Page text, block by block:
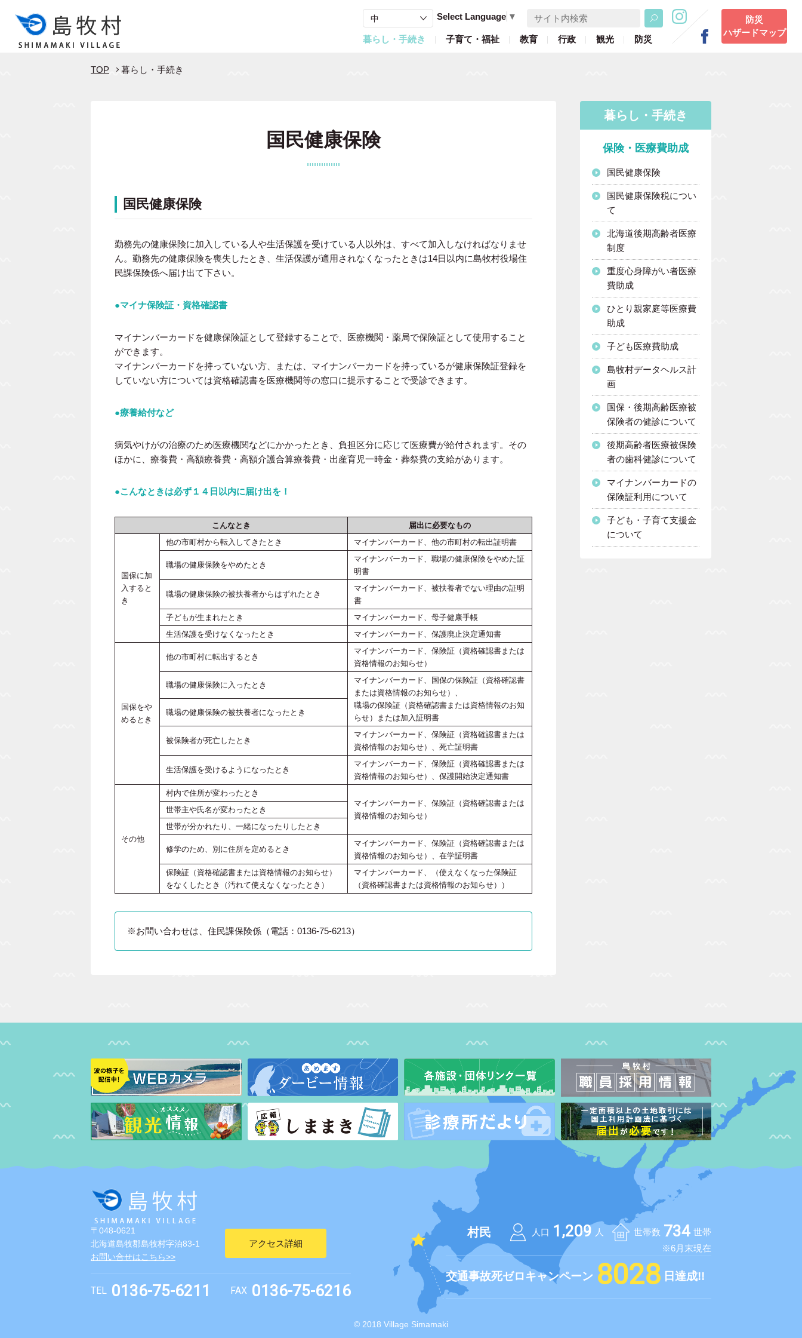
暮らし・手続き 子育て・福祉 教育 行政 観光 防災
Select Language ▼
防災
ハザードマップ
TOP 暮らし・手続き
国民健康保険
国民健康保険
勤務先の健康保険に加入している人や生活保護を受けている人以外は、すべて加入しなければなりませ
ん。勤務先の健康保険を喪失したとき、生活保護が適用されなくなったときは14日以内に島牧村役場住
民課保険係へ届け出て下さい。
●マイナ保険証・資格確認書
マイナンバーカードを健康保険証として登録することで、医療機関・薬局で保険証として使用すること
ができます。
マイナンバーカードを持っていない方、または、マイナンバーカードを持っているが健康保険証登録を
していない方については資格確認書を医療機関等の窓口に提示することで受診できます。
●療養給付など
病気やけがの治療のため医療機関などにかかったとき、負担区分に応じて医療費が給付されます。その
ほかに、療養費・高額療養費・高額介護合算療養費・出産育児一時金・葬祭費の支給があります。
●こんなときは必ず１４日以内に届け出を！
こんなとき 届出に必要なもの
国保に加
入すると
き
他の市町村から転入してきたとき マイナンバーカード、他の市町村の転出証明書
職場の健康保険をやめたとき
マイナンバーカード、職場の健康保険をやめた証
明書
職場の健康保険の被扶養者からはずれたとき
マイナンバーカード、被扶養者でない理由の証明
書
子どもが生まれたとき
マイナンバーカード、母子健康手帳
生活保護を受けなくなったとき
マイナンバーカード、保護廃止決定通知書
国保をや
めるとき
他の市町村に転出するとき
マイナンバーカード、保険証（資格確認書または
資格情報のお知らせ）
職場の健康保険に入ったとき
マイナンバーカード、国保の保険証（資格確認書
または資格情報のお知らせ）、
職場の保険証（資格確認書または資格情報のお知
らせ）または加入証明書
職場の健康保険の被扶養者になったとき
被保険者が死亡したとき
マイナンバーカード、保険証（資格確認書または
資格情報のお知らせ）、死亡証明書
生活保護を受けるようになったとき
マイナンバーカード、保険証（資格確認書または
資格情報のお知らせ）、保護開始決定通知書
その他
村内で住所が変わったとき
マイナンバーカード、保険証（資格確認書または
資格情報のお知らせ）
世帯主や氏名が変わったとき
世帯が分かれたり、一緒になったりしたとき
修学のため、別に住所を定めるとき
マイナンバーカード、保険証（資格確認書または
資格情報のお知らせ）、在学証明書
保険証（資格確認書または資格情報のお知らせ）
をなくしたとき（汚れて使えなくなったとき）
マイナンバーカード、（使えなくなった保険証
（資格確認書または資格情報のお知らせ））
※お問い合わせは、住民課保険係（電話：0136‐75‐6213）
暮らし・手続き
保険・医療費助成
国民健康保険
国民健康保険税につい
て
北海道後期高齢者医療
制度
重度心身障がい者医療
費助成
ひとり親家庭等医療費
助成
子ども医療費助成
島牧村データヘルス計
画
国保・後期高齢医療被
保険者の健診について
後期高齢者医療被保険
者の歯科健診について
マイナンバーカードの
保険証利用について
子ども・子育て支援金
について
〒048-0621
北海道島牧郡島牧村字泊83-1
お問い合せはこちら>>
アクセス詳細
TEL 0136-75-6211 FAX 0136-75-6216
村民 人口 1,209 人 世帯数 734 世帯
※6月末現在
交通事故死ゼロキャンペーン 8028 日達成!!
© 2018 Village Simamaki